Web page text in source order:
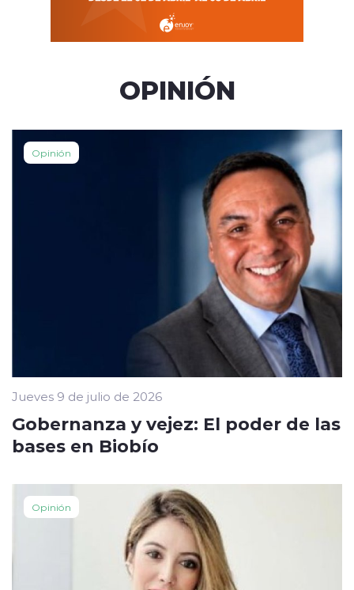
OPINIÓN
Opinión
Jueves 9 de julio de 2026
Gobernanza y vejez: El poder de las
bases en Biobío
Opinión